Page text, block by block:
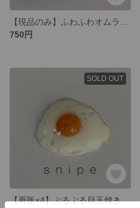
750円
SOLD OUT
【再販×4】ぷるぷる目玉焼きマグネット